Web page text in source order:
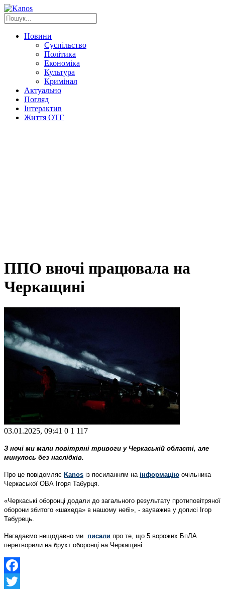
Новини
Суспільство
Політика
Економіка
Культура
Кримінал
Актуально
Погляд
Інтерактив
Життя ОТГ
ППО вночі працювала на
Черкащині
03.01.2025, 09:41 0 1 117
З ночі ми мали повітряні тривоги у Черкаській області, але
минулось без наслідків.
Про це повідомляє Kanos із посиланням на інформацію очільника
Черкаської ОВА Ігоря Табурця.
«Черкаські оборонці додали до загального результату протиповітряної
оборони збитого «шахеда» в нашому небі», - зауважив у дописі Ігор
Табурець.
Нагадаємо нещодавно ми писали про те, що 5 ворожих БпЛА
перетворили на брухт оборонці на Черкащині.
Facebook